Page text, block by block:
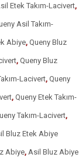
Etek Takım-Lacivert,
Asil Takım-
Abiye, Queny Bluz
, Queny Bluz
Lacivert, Queny
, Queny Etek Takım-
Takım-Lacivert,
Bluz Etek Abiye
Abiye, Asil Bluz Abiye